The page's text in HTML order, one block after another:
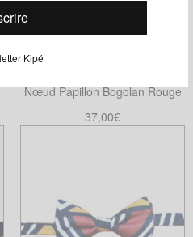
Kipé
Nœud Papillon Bogolan Rouge
37,00€